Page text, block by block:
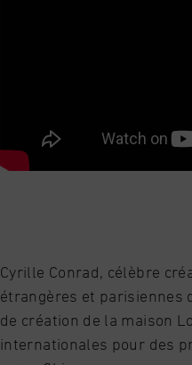
Cyrille Conrad, célèbre
étrangères et parisiennes
de création de la maison
internationales pour des